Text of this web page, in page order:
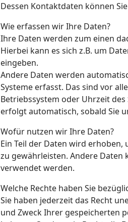
Dessen Kontaktdaten können
Wie erfassen wir Ihre Daten?
Ihre Daten werden zum einen
Hierbei kann es sich z.B. um
eingeben.
Andere Daten werden
Systeme erfasst. Das sind vor
Betriebssystem oder Uhrzeit
erfolgt automatisch, sobald Sie
Wofür nutzen wir Ihre Daten?
Ein Teil der Daten wird
zu gewährleisten. Andere Daten
verwendet werden.
Welche Rechte haben Sie
Sie haben jederzeit das Recht
und Zweck Ihrer gespeicherten